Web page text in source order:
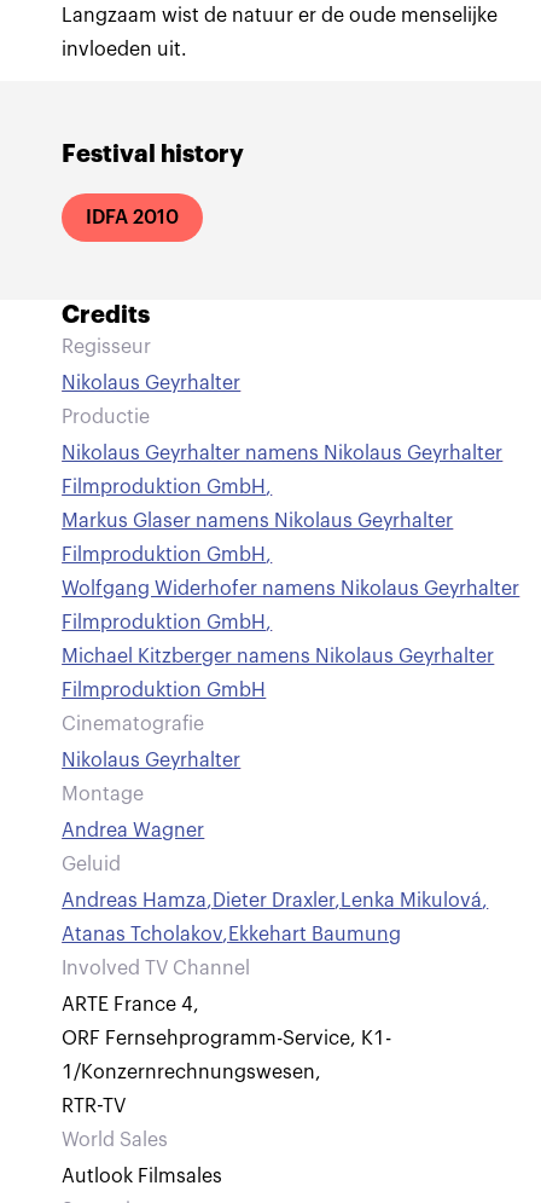
Festival history
IDFA 2010
Langzaam wist de natuur er de oude menselijke
invloeden uit.
Credits
Regisseur
Nikolaus Geyrhalter
Productie
Nikolaus Geyrhalter namens Nikolaus Geyrhalter
Filmproduktion GmbH ,
Markus Glaser namens Nikolaus Geyrhalter
Filmproduktion GmbH ,
Wolfgang Widerhofer namens Nikolaus Geyrhalter
Filmproduktion GmbH ,
Michael Kitzberger namens Nikolaus Geyrhalter
Filmproduktion GmbH
Cinematografie
Nikolaus Geyrhalter
Montage
Andrea Wagner
Geluid
Andreas Hamza, Dieter Draxler, Lenka Mikulová,
Atanas Tcholakov,Ekkehart Baumung
Involved TV Channel
ARTE France 4,
ORF Fernsehprogramm-Service, K1-
1/Konzernrechnungswesen,
RTR-TV
World Sales
Autlook Filmsales